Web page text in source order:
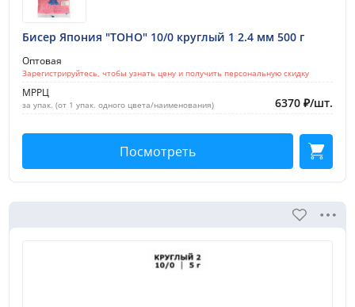
Бисер Япония "TOHO" 10/0 круглый 1 2.4 мм 500 г
Оптовая
Зарегистрируйтесь, чтобы узнать цену и получить персональную скидку
МРРЦ
за упак. (от 1 упак. одного цвета/наименования) 6370 ₽/шт.
Посмотреть